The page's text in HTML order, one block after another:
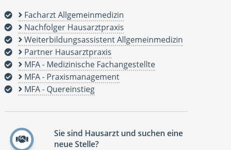
Facharzt Allgemeinmedizin
Nachfolger Hausarztpraxis
Weiterbildungsassistent Allgemeinmedizin
Partner Hausarztpraxis
MFA - Medizinische Fachangestellte
MFA - Praxismanagement
MFA - Quereinstieg
Sie sind Hausarzt und suchen eine
neue Stelle?